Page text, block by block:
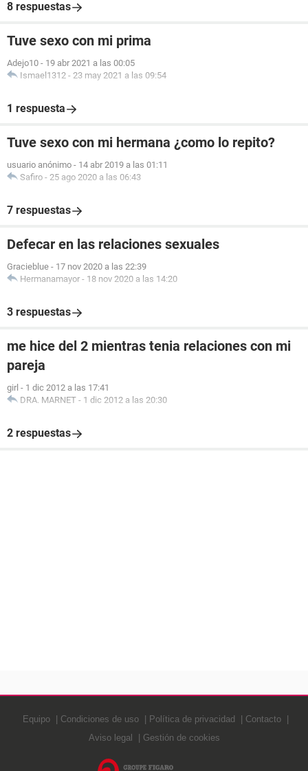
8 respuestas
Tuve sexo con mi prima
Adejo10 - 19 abr 2021 a las 00:05
Ismael1312 - 23 may 2021 a las 09:54
1 respuesta
Tuve sexo con mi hermana ¿como lo repito?
usuario anónimo - 14 abr 2019 a las 01:11
Safiro - 25 ago 2020 a las 06:43
7 respuestas
Defecar en las relaciones sexuales
Gracieblue - 17 nov 2020 a las 22:39
Hermanamayor - 18 nov 2020 a las 14:20
3 respuestas
me hice del 2 mientras tenia relaciones con mi
pareja
girl - 1 dic 2012 a las 17:41
DRA. MARNET - 1 dic 2012 a las 20:30
2 respuestas
Equipo Condiciones de uso Política de privacidad
Contacto
Aviso legal
Gestión de cookies